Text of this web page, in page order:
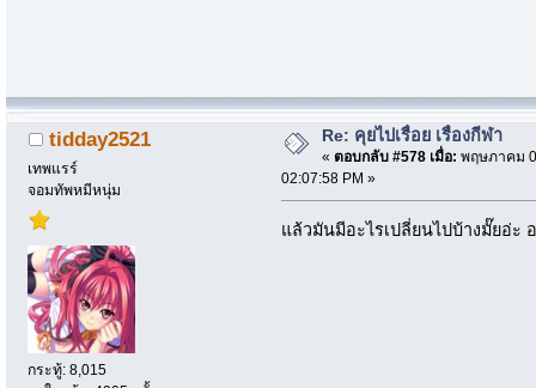
tidday2521
เทพแรร์
จอมทัพหมีหนุ่ม
กระทู้: 8,015
Re: คุยไปเรื่อย เรื่องกีฬา
« ตอบกลับ #578 เมื่อ: พฤษภาคม
02:07:58 PM »
แล้วมันมีอะไรเปลี่ยนไปบ้างมั๊ยอ่ะ